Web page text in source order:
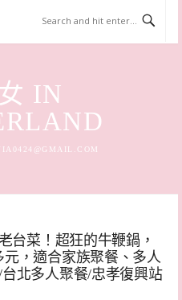
IN
台菜！超狂的牛鞭鍋，
，適合家族聚餐、多人
北多人聚餐/忠孝復興站